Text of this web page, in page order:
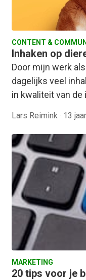
CONTENT &
Inhaken op
Door mijn werk
dagelijks veel
in kwaliteit van
Lars Reimink · 13
MARKETING
20 tips voor je